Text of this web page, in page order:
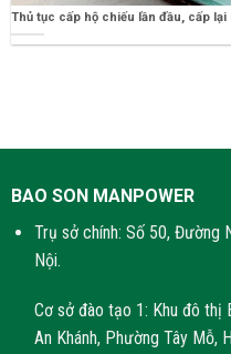
Thủ tục cấp hộ chiếu lần đầu, cấp lại
BAO SON MANPOWER
Trụ sở chính: Số 50, Đường
Nội.
Cơ sở đào tạo 1: Khu đô thị
An Khánh, Phường Tây Mỗ,